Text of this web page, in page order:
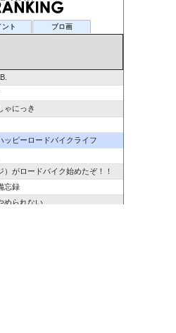
ント ブロ画
ゃにっき
ッピーロードバイクライフ
）がロードバイク始めたぞ！！
忘録
められない